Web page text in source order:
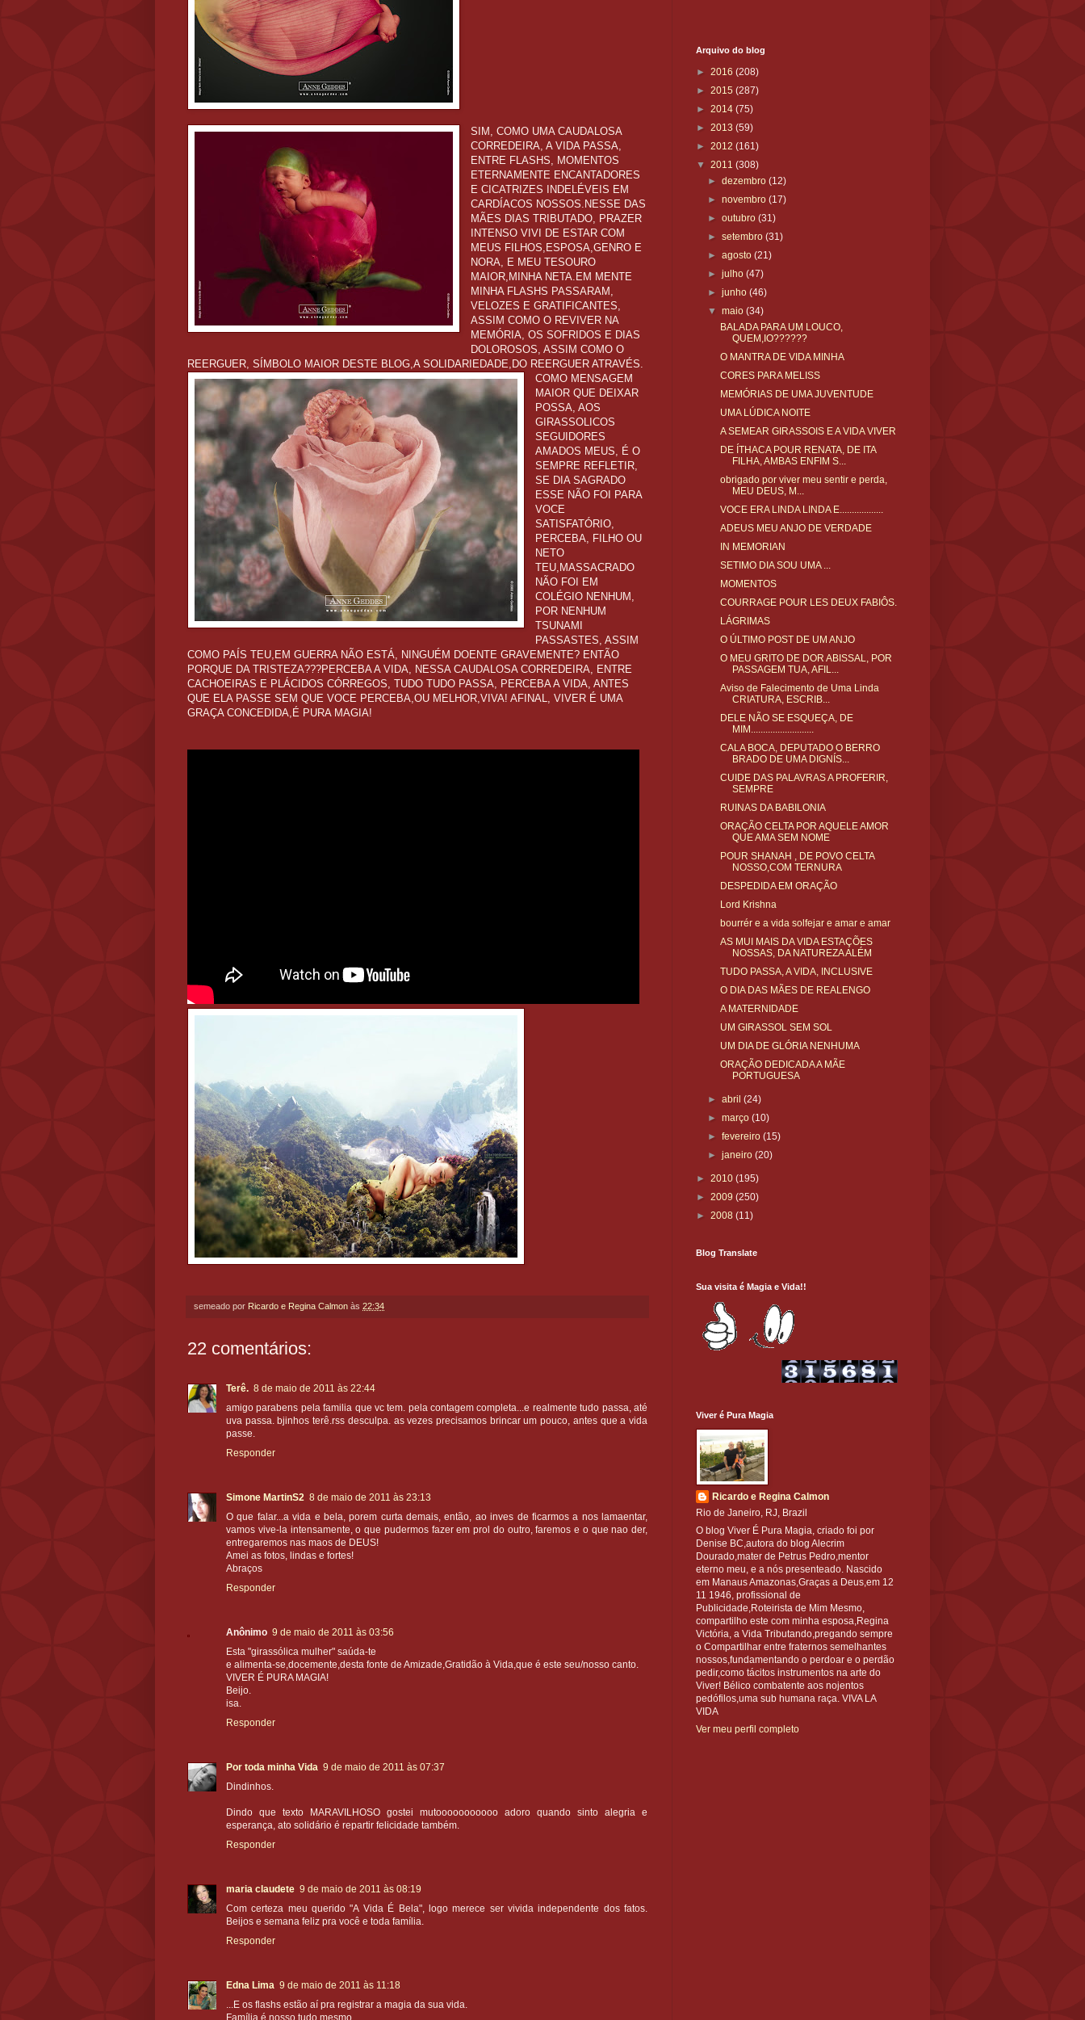
SIM, COMO UMA CAUDALOSA
CORREDEIRA, A VIDA PASSA,
ENTRE FLASHS, MOMENTOS
ETERNAMENTE ENCANTADORES
E CICATRIZES INDELÉVEIS EM
CARDÍACOS NOSSOS.NESSE DAS
MÃES DIAS TRIBUTADO, PRAZER
INTENSO VIVI DE ESTAR COM
MEUS FILHOS,ESPOSA,GENRO E
NORA, E MEU TESOURO
MAIOR,MINHA NETA.EM MENTE
MINHA FLASHS PASSARAM,
VELOZES E GRATIFICANTES,
ASSIM COMO O REVIVER NA
MEMÓRIA, OS SOFRIDOS E DIAS
DOLOROSOS, ASSIM COMO O
REERGUER, SÍMBOLO MAIOR DESTE BLOG,A SOLIDARIEDADE,DO REERGUER ATRAVÉS.
COMO MENSAGEM
MAIOR QUE DEIXAR
POSSA, AOS
GIRASSOLICOS
SEGUIDORES
AMADOS MEUS, É O
SEMPRE REFLETIR,
SE DIA SAGRADO
ESSE NÃO FOI PARA
VOCE
SATISFATÓRIO,
PERCEBA, FILHO OU
NETO
TEU,MASSACRADO
NÃO FOI EM
COLÉGIO NENHUM,
POR NENHUM
TSUNAMI
PASSASTES, ASSIM
COMO PAÍS TEU,EM GUERRA NÃO ESTÁ, NINGUÉM DOENTE GRAVEMENTE? ENTÃO
PORQUE DA TRISTEZA???PERCEBA A VIDA, NESSA CAUDALOSA CORREDEIRA, ENTRE
CACHOEIRAS E PLÁCIDOS CÓRREGOS, TUDO TUDO PASSA, PERCEBA A VIDA, ANTES
QUE ELA PASSE SEM QUE VOCE PERCEBA,OU MELHOR,VIVA! AFINAL, VIVER É UMA
GRAÇA CONCEDIDA,É PURA MAGIA!
semeado por Ricardo e Regina Calmon às 22:34
22 comentários:
Terê. 8 de maio de 2011 às 22:44
amigo parabens pela familia que vc tem. pela contagem completa...e realmente tudo passa, até
uva passa. bjinhos terê.rss desculpa. as vezes precisamos brincar um pouco, antes que a vida
passe.
Responder
Simone MartinS2 8 de maio de 2011 às 23:13
O que falar...a vida e bela, porem curta demais, então, ao inves de ficarmos a nos lamaentar,
vamos vive-la intensamente, o que pudermos fazer em prol do outro, faremos e o que nao der,
entregaremos nas maos de DEUS!
Amei as fotos, lindas e fortes!
Abraços
Responder
Anônimo 9 de maio de 2011 às 03:56
Esta "girassólica mulher" saúda-te
e alimenta-se,docemente,desta fonte de Amizade,Gratidão à Vida,que é este seu/nosso canto.
VIVER É PURA MAGIA!
Beijo.
isa.
Responder
Por toda minha Vida 9 de maio de 2011 às 07:37
Dindinhos.
Dindo que texto MARAVILHOSO gostei mutooooooooooo adoro quando sinto alegria e
esperança, ato solidário é repartir felicidade também.
Responder
maria claudete 9 de maio de 2011 às 08:19
Com certeza meu querido "A Vida É Bela", logo merece ser vivida independente dos fatos.
Beijos e semana feliz pra você e toda família.
Responder
Edna Lima 9 de maio de 2011 às 11:18
...E os flashs estão aí pra registrar a magia da sua vida.
Família é nosso tudo mesmo.
Arquivo do blog
► 2016 (208)
► 2015 (287)
► 2014 (75)
► 2013 (59)
► 2012 (161)
▼ 2011 (308)
►dezembro(12)
►novembro(17)
►outubro(31)
►setembro(31)
►agosto(21)
►julho(47)
►junho(46)
▼maio(34)
BALADA PARA UM LOUCO,
QUEM,IO??????
O MANTRA DE VIDA MINHA
CORES PARA MELISS
MEMÓRIAS DE UMA JUVENTUDE
UMA LÚDICA NOITE
A SEMEAR GIRASSOIS E A VIDA VIVER
DE ÍTHACA POUR RENATA, DE ITA
FILHA, AMBAS ENFIM S...
obrigado por viver meu sentir e perda,
MEU DEUS, M...
VOCE ERA LINDA LINDA E..................
ADEUS MEU ANJO DE VERDADE
IN MEMORIAN
SETIMO DIA SOU UMA ...
MOMENTOS
COURRAGE POUR LES DEUX FABIÔS.
LÁGRIMAS
O ÚLTIMO POST DE UM ANJO
O MEU GRITO DE DOR ABISSAL, POR
PASSAGEM TUA, AFIL...
Aviso de Falecimento de Uma Linda
CRIATURA, ESCRIB...
DELE NÃO SE ESQUEÇA, DE
MIM..........................
CALA BOCA, DEPUTADO O BERRO
BRADO DE UMA DIGNÍS...
CUIDE DAS PALAVRAS A PROFERIR,
SEMPRE
RUINAS DA BABILONIA
ORAÇÃO CELTA POR AQUELE AMOR
QUE AMA SEM NOME
POUR SHANAH , DE POVO CELTA
NOSSO,COM TERNURA
DESPEDIDA EM ORAÇÃO
Lord Krishna
bourrér e a vida solfejar e amar e amar
AS MUI MAIS DA VIDA ESTAÇÕES
NOSSAS, DA NATUREZA ALÉM
TUDO PASSA, A VIDA, INCLUSIVE
O DIA DAS MÃES DE REALENGO
A MATERNIDADE
UM GIRASSOL SEM SOL
UM DIA DE GLÓRIA NENHUMA
ORAÇÃO DEDICADA A MÃE
PORTUGUESA
►abril(24)
►março(10)
►fevereiro(15)
►janeiro(20)
► 2010 (195)
► 2009 (250)
► 2008 (11)
Blog Translate
Sua visita é Magia e Vida!!
Viver é Pura Magia
Ricardo e Regina Calmon
Rio de Janeiro, RJ, Brazil
O blog Viver É Pura Magia, criado foi por
Denise BC,autora do blog Alecrim
Dourado,mater de Petrus Pedro,mentor
eterno meu, e a nós presenteado. Nascido
em Manaus Amazonas,Graças a Deus,em 12
11 1946, profissional de
Publicidade,Roteirista de Mim Mesmo,
compartilho este com minha esposa,Regina
Victória, a Vida Tributando,pregando sempre
o Compartilhar entre fraternos semelhantes
nossos,fundamentando o perdoar e o perdão
pedir,como tácitos instrumentos na arte do
Viver! Bélico combatente aos nojentos
pedófilos,uma sub humana raça. VIVA LA
VIDA
Ver meu perfil completo